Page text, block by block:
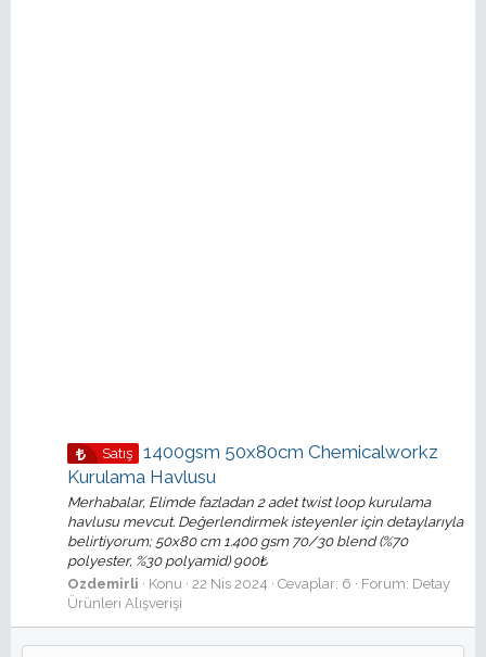
Satış
1400gsm 50x80cm Chemicalworkz
Kurulama Havlusu
Merhabalar, Elimde fazladan 2 adet twist loop kurulama
havlusu mevcut. Değerlendirmek isteyenler için detaylarıyla
belirtiyorum; 50x80 cm 1.400 gsm 70/30 blend (%70
polyester, %30 polyamid) 900₺
Ozdemirli
Konu 22 Nis 2024 Cevaplar: 6 Forum: Detay
Ürünleri Alışverişi